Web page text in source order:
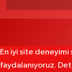
En iyi site
faydalanıyoruz.